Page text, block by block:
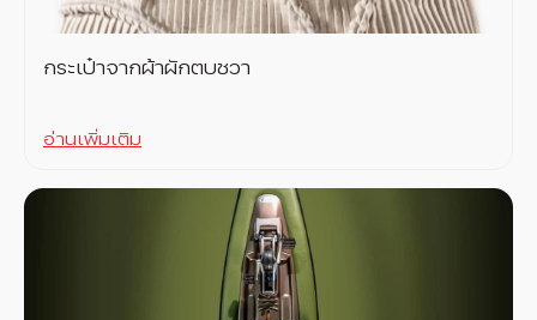
กระเป๋าจากผ้าผักตบชวา
อ่านเพิ่มเติม